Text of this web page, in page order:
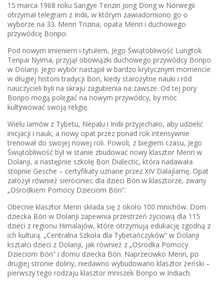
15 marca 1968 roku Sangye Tenzin Jong Dong w Norwegii
otrzymał telegram z Indii, w którym zawiadomiono go o
wyborze na 33. Menri Trizina, opata Menri i duchowego
przywódcę Bonpo.
Pod nowym imieniem i tytułem, Jego Świątobliwość Lungtok
Tenpai Nyima, przyjął obowiązki duchowego przywódcy Bonpo
w Dolanji. Jego wybór nastąpił w bardzo krytycznym momencie
w długiej historii tradycji Bon, kiedy starożytne nauki i ród
nauczycieli byli na skraju zagubienia na zawsze. Od tej pory
Bonpo mogą polegać na nowym przywódcy, by móc
kultywować swoją religię.
Wielu lamów z Tybetu, Nepalu i Indii przyjechało, aby udzielić
inicjacji i nauk, a nowy opat przez ponad rok intensywnie
trenował do swojej nowej roli. Powoli, z biegiem czasu, Jego
Świątobliwość był w stanie zbudować nowy klasztor Menri w
Dolanji, a następnie szkołę Bon Dialectic, która nadawała
stopnie Gesche – certyfikaty uznane przez XIV Dalajlamę. Opat
założył również sierociniec dla dzieci Bön w klasztorze, zwany
„Ośrodkiem Pomocy Dzieciom Bön”:
Obecnie klasztor Menri składa się z około 100 mnichów. Dom
dziecka Bön w Dolanji zapewnia przestrzeń życiową dla 115
dzieci z regionu Himalajów, które otrzymują edukację zgodną z
ich kulturą. „Centralna Szkoła dla Tybetańczyków” w Dolanji
kształci dzieci z Dolanji, jak również z „Ośrodka Pomocy
Dzieciom Bön” i domu dziecka Bön. Naprzeciwko Menri, po
drugiej stronie doliny, niedawno wybudowano klasztor żeński –
pierwszy tego rodzaju klasztor mniszek Bonpo w Indiach.